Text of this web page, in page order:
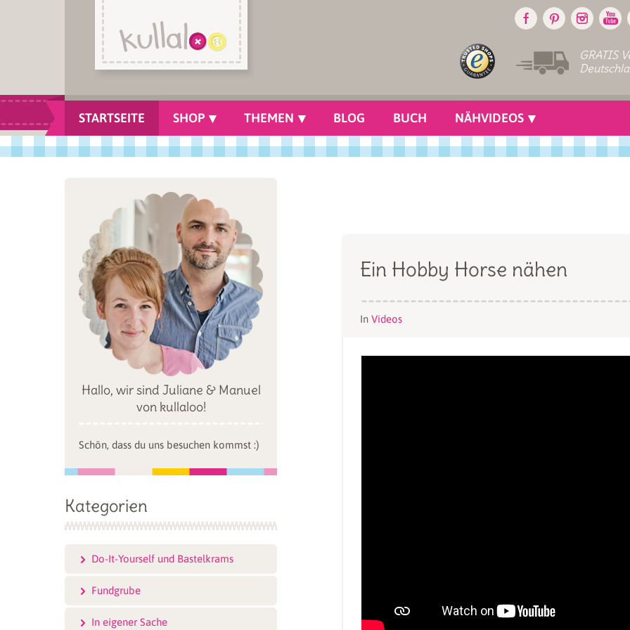
GRATIS
STARTSEITE SHOP THEMEN BLOG BUCH NÄHVIDEOS
Ein Hobby Horse nähen
InVideos
Hallo, wir sind Juliane & Manuel
von kullaloo!
Schön, dass du uns besuchen kommst :)
Kategorien
Do-It-Yourself und Bastelkrams
Fundgrube
In eigener Sache